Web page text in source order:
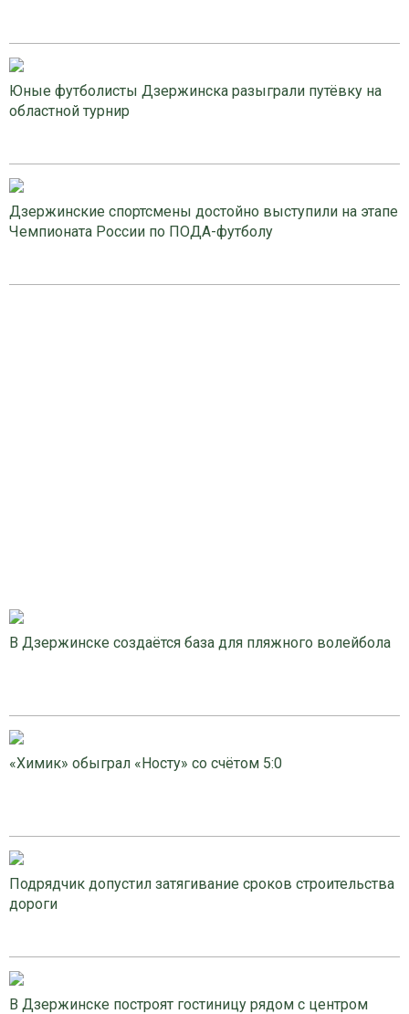
Юные футболисты Дзержинска разыграли путёвку на
областной турнир
Дзержинские спортсмены достойно выступили на этапе
Чемпионата России по ПОДА-футболу
В Дзержинске создаётся база для пляжного волейбола
«Химик» обыграл «Носту» со счётом 5:0
Подрядчик допустил затягивание сроков строительства
дороги
В Дзержинске построят гостиницу рядом с центром